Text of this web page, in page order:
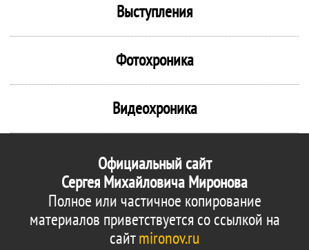
Выступления
Фотохроника
Видеохроника
Официальный сайт
Сергея Михайловича Миронова
Полное или частичное копирование
материалов приветствуется со ссылкой на
сайтmironov.ru